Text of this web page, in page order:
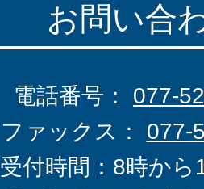
お問い合
電話番号： 077-
ファックス： 077-
受付時間：8時から